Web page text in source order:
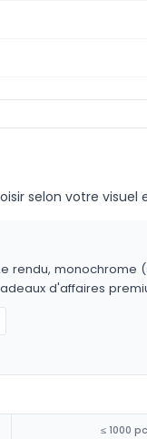
selon votre visuel
monochrome
d'affaires
≤ 1000